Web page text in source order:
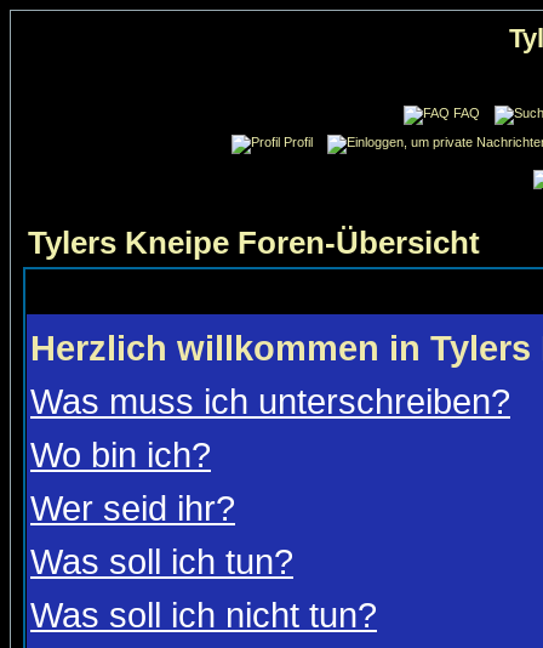
FAQ
Profil
Tylers Kneipe Foren-Übersicht
Herzlich willkommen in Tylers
Was muss ich unterschreiben?
Wo bin ich?
Wer seid ihr?
Was soll ich tun?
Was soll ich nicht tun?